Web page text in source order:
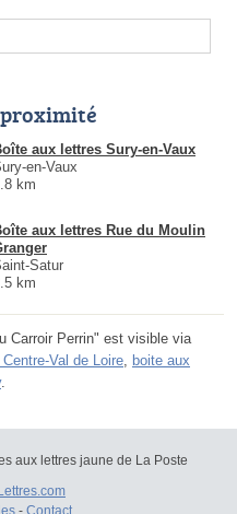
aux lettres Sury-en-Vaux
en-Vaux
km
aux lettres Rue du Moulin
Satur
km
Carroir Perrin" est visible via
Val de Loire boite aux
.
aux lettres jaune de La Poste
- Contact